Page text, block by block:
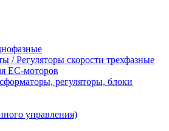
/ Регуляторы скорости трехфазные
ЕС-моторов
регуляторы, блоки
управления)